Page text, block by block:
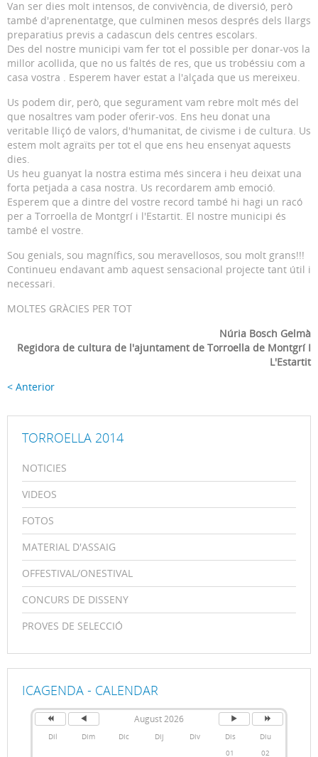
Van ser dies molt intensos, de convivència, de diversió, però
també d'aprenentatge, que culminen mesos després dels llargs
preparatius previs a cadascun dels centres escolars.
Des del nostre municipi vam fer tot el possible per donar-vos la
millor acollida, que no us faltés de res, que us trobéssiu com a
casa vostra . Esperem haver estat a l'alçada que us mereixeu.
Us podem dir, però, que segurament vam rebre molt més del
que nosaltres vam poder oferir-vos. Ens heu donat una
veritable lliçó de valors, d'humanitat, de civisme i de cultura. Us
estem molt agraïts per tot el que ens heu ensenyat aquests
dies.
Us heu guanyat la nostra estima més sincera i heu deixat una
forta petjada a casa nostra. Us recordarem amb emoció.
Esperem que a dintre del vostre record també hi hagi un racó
per a Torroella de Montgrí i l'Estartit. El nostre municipi és
també el vostre.
Sou genials, sou magnífics, sou meravellosos, sou molt grans!!!
Continueu endavant amb aquest sensacional projecte tant útil i
necessari.
MOLTES GRÀCIES PER TOT
Núria Bosch Gelmà
Regidora de cultura de l'ajuntament de Torroella de Montgrí I
L'Estartit
< Anterior
TORROELLA 2014
NOTICIES
VIDEOS
FOTOS
MATERIAL D'ASSAIG
OFFESTIVAL/ONESTIVAL
CONCURS DE DISSENY
PROVES DE SELECCIÓ
ICAGENDA - CALENDAR
August 2026
Dil Dim Dic Dij Div Dis
Diu
01
02